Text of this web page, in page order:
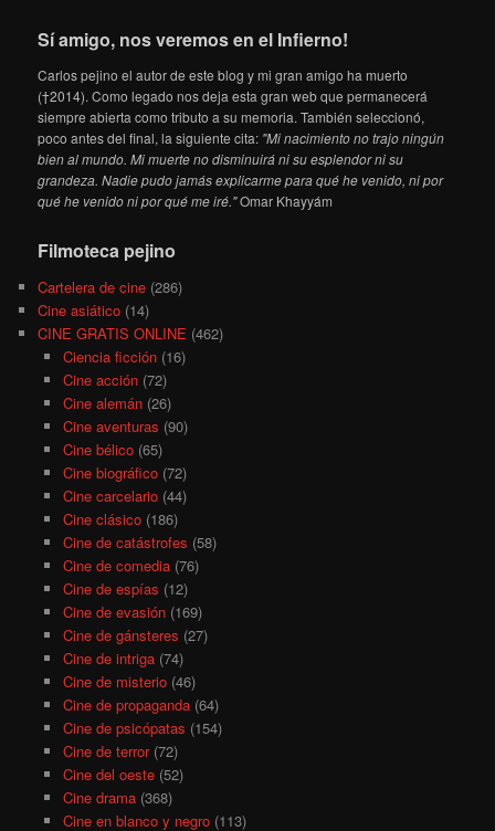
Sí amigo, nos veremos en el Infierno!
Carlos pejino el autor de este blog y mi gran amigo ha muerto
(†2014). Como legado nos deja esta gran web que permanecerá
siempre abierta como tributo a su memoria. También seleccionó,
poco antes del final, la siguiente cita: "Mi nacimiento no trajo ningún
bien al mundo. Mi muerte no disminuirá ni su esplendor ni su
grandeza. Nadie pudo jamás explicarme para qué he venido, ni por
qué he venido ni por qué me iré."Omar Khayyám
Filmoteca pejino
Cartelera de cine (286)
Cine asiático (14)
CINE GRATIS ONLINE (462)
Ciencia ficción(16)
Cine acción(72)
Cine alemán(26)
Cine aventuras (90)
Cine bélico(65)
Cine biográfico(72)
Cine carcelario(44)
Cine clásico(186)
Cine de catástrofes (58)
Cine de comedia(76)
Cine de espías (12)
Cine de evasión(169)
Cine de gánsteres (27)
Cine de intriga(74)
Cine de misterio(46)
Cine de propaganda(64)
Cine de psicópatas (154)
Cine de terror(72)
Cine del oeste(52)
Cine drama(368)
Cine en blanco y negro(113)